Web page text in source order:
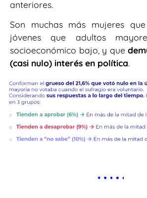
anteriores.
Son muchas más mujeres
jóvenes que adultos
socioeconómico bajo, y que
(casi nulo) interés en política.